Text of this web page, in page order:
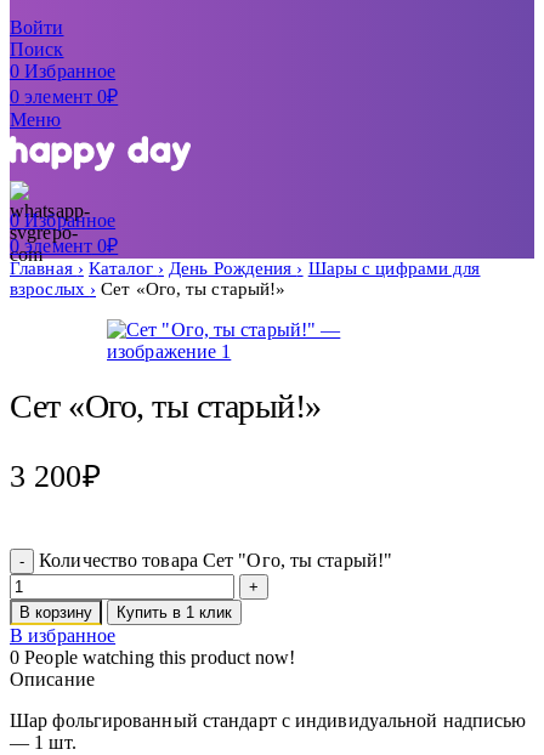
Войти
Поиск
0Избранное
0элемент 0₽
Меню
0Избранное
0элемент 0₽
Главная Каталог День Рождения
Шары с цифрами для
взрослых
Сет «Ого, ты старый!»
Сет «Ого, ты старый!»
3 200₽
Количество товара Сет "Ого, ты старый!"
В корзину Купить в 1 клик
В избранное
0 People watching this product now!
Описание
Шар фольгированный стандарт с индивидуальной надписью
— 1 шт.